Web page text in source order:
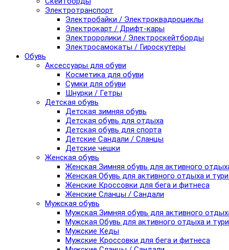
Электротранспорт
Электробайки / Электроквадроциклы
Электрокарт / Дрифт-кары
Электроролики / Электроскейтборды
Электросамокаты / Гироскутеры
Обувь
Аксессуары для обуви
Косметика для обуви
Сумки для обуви
Шнурки / Гетры
Детская обувь
Детская зимняя обувь
Детская обувь для отдыха
Детская обувь для спорта
Детские Сандали / Сланцы
Детские чешки
Женская обувь
Женская Зимняя обувь для активного
Женская Обувь для активного отдыха и
Женские Кроссовки для бега и фитнеса
Женские Сланцы / Сандали
Мужская обувь
Мужская Зимняя обувь для активного
Мужская Обувь для активного отдыха и
Мужские Кеды
Мужские Кроссовки для бега и фитнеса